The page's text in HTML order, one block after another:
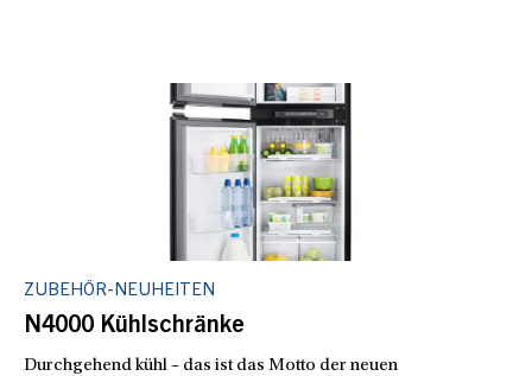
ZUBEHÖR-NEUHEITEN
N4000 Kühlschränke
Durchgehend kühl – das ist das Motto der neuen